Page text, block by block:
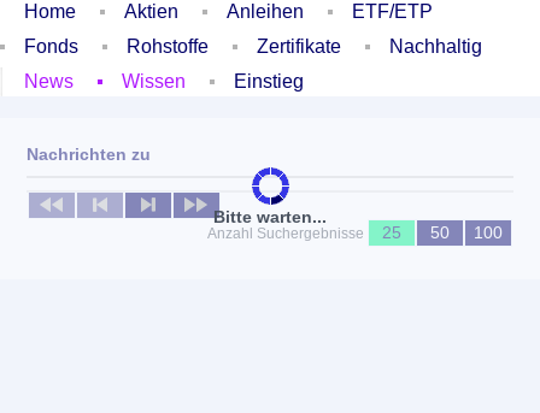
Home Aktien Anleihen
ETF/ETP
Fonds
Rohstoffe Zertifikate
Nachhaltig
News
Wissen Einstieg
Bitte warten...
Nachrichten zu
Keine News verfügbar
Anzahl Suchergebnisse
25 50 100